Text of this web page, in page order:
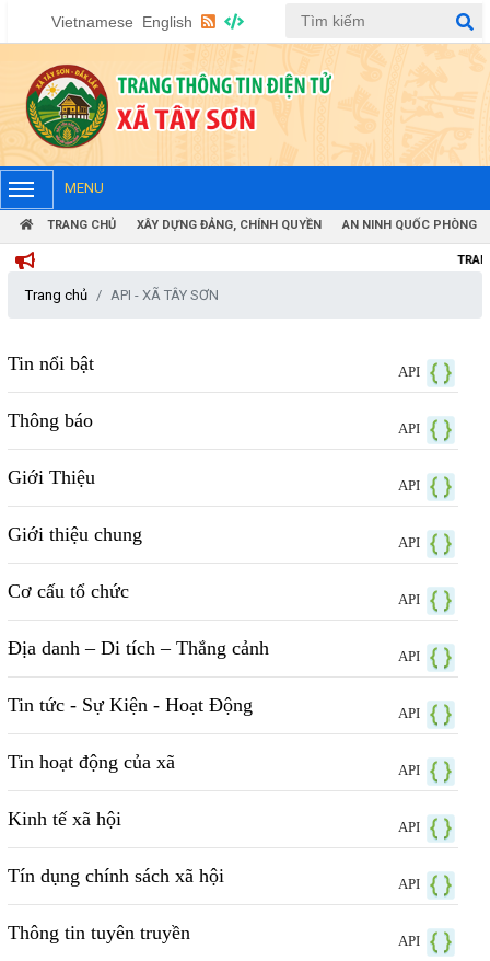
Vietnamese English
MENU
TRANG CHỦ XÂY DỰNG ĐẢNG, CHÍNH QUYỀN AN NINH QUỐC PHÒNG
TRANG
Trang chủ API - XÃ TÂY SƠN
Tin nổi bật API
Thông báo API
Giới Thiệu API
Giới thiệu chung API
Cơ cấu tổ chức API
Địa danh – Di tích – Thắng cảnh API
Tin tức - Sự Kiện - Hoạt Động API
Tin hoạt động của xã API
Kinh tế xã hội API
Tín dụng chính sách xã hội API
Thông tin tuyên truyền API